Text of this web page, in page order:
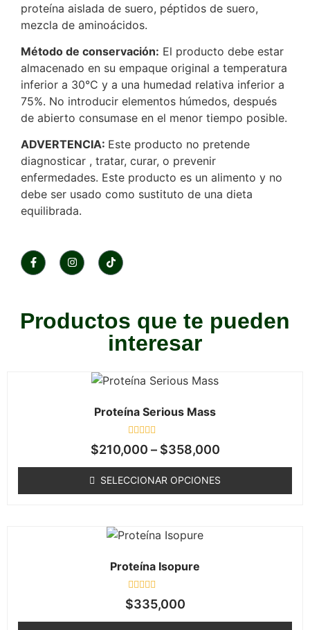
proteína aislada de suero, péptidos de suero,
mezcla de aminoácidos.
Método de conservación: El producto debe estar
almacenado en su empaque original a temperatura
inferior a 30°C y a una humedad relativa inferior a
75%. No introducir elementos húmedos, después
de abierto consumase en el menor tiempo posible.
ADVERTENCIA: Este producto no pretende
diagnosticar , tratar, curar, o prevenir
enfermedades. Este producto es un alimento y no
debe ser usado como sustituto de una dieta
equilibrada.
Productos que te pueden
interesar
Proteína Serious Mass
Valorado
en
5
$210,000 – $358,000
SELECCIONAR OPCIONES
Proteína Isopure
Valorado
en
$335,000